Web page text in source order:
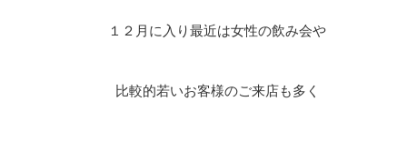
１２月に入り最近は女性の飲み会や
比較的若いお客様のご来店も多く